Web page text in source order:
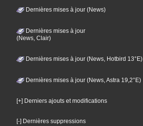
Dernières mises à jour (News)
Dernières mises à jour
(News, Clair)
Dernières mises à jour (News, Hotbird 13°E)
Dernières mises à jour (News, Astra 19,2°E)
[+] Derniers ajouts et modifications
[-] Dernières suppressions